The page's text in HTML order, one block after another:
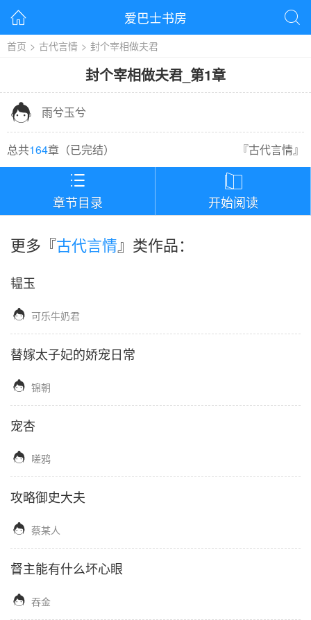
 爱巴士书房 
首页 > 古代言情 > 封个宰相做夫君
封个宰相做夫君 第1章
 雨兮玉兮
总共164章（已完结） 『古代言情』

章节目录

开始阅读
更多『古代言情』类作品：
韫玉
 可乐牛奶君
替嫁太子妃的娇宠日常
 锦朝
宠杏
 嗟鸦
攻略御史大夫
 蔡某人
督主能有什么坏心眼
 吞金